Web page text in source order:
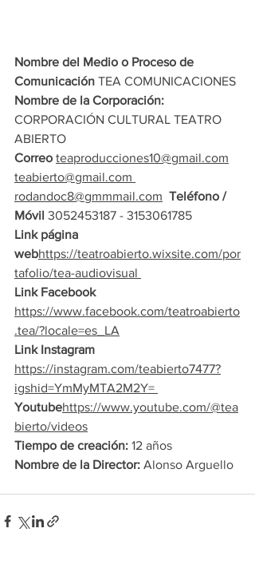
Nombre del Medio o Proceso de
Comunicación TEA COMUNICACIONES
Nombre de la Corporación:
CORPORACIÓN CULTURAL TEATRO
ABIERTO
Correo teaproducciones10@gmail.com
teabierto@gmail.com
rodandoc8@gmmmail.com Teléfono /
Móvil 3052453187 - 3153061785
Link página
webhttps://teatroabierto.wixsite.com/por
tafolio/tea-audiovisual
Link Facebook
https://www.facebook.com/teatroabierto
.tea/?locale=es_LA
Link Instagram
https://instagram.com/teabierto7477?
igshid=YmMyMTA2M2Y=
Youtubehttps://www.youtube.com/@tea
bierto/videos
Tiempo de creación: 12 años
Nombre de la Director: Alonso Arguello